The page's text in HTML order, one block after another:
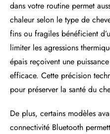
dans votre routine permet
chaleur selon le type de
fins ou fragiles bénéficient
limiter les agressions
épais reçoivent une
efficace. Cette précision
pour préserver la santé du
De plus, certains modèles
connectivité Bluetooth